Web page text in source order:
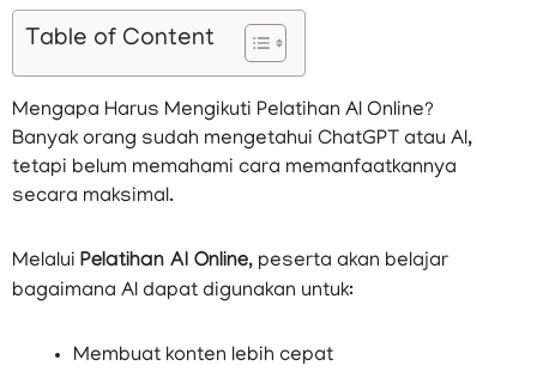
Table of Content
Mengapa Harus Mengikuti Pelatihan AI Online?
Banyak orang sudah mengetahui ChatGPT atau AI,
tetapi belum memahami cara memanfaatkannya
secara maksimal.
Melalui Pelatihan AI Online, peserta akan belajar
bagaimana AI dapat digunakan untuk:
Membuat konten lebih cepat